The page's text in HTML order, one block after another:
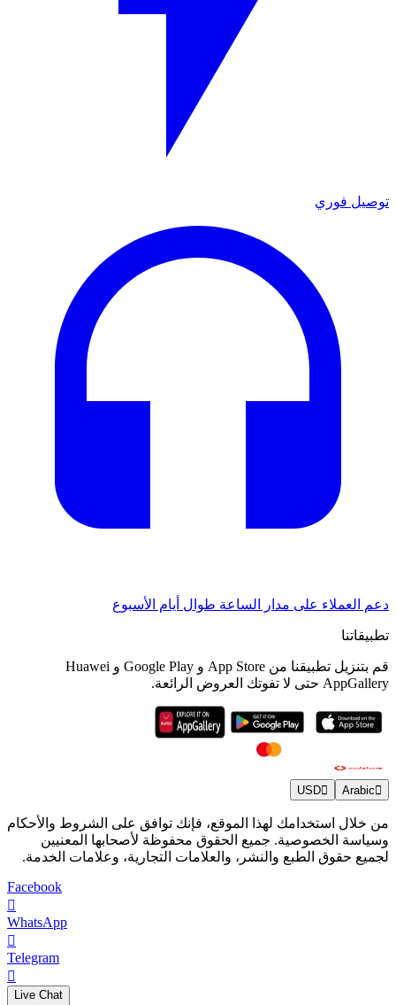
توصيل فوري
دعم العملاء على مدار الساعة طوال أيام الأسبوع
تطبيقاتنا
قم بتنزيل تطبيقنا من App Store و Google Play و Huawei
AppGallery حتى لا تفوتك العروض الرائعة.
Arabic
USD
من خلال استخدامك لهذا الموقع، فإنك توافق على الشروط والأحكام
وسياسة الخصوصية. جميع الحقوق محفوظة لأصحابها المعنيين
لجميع حقوق الطبع والنشر، والعلامات التجارية، وعلامات الخدمة.
Facebook
WhatsApp
Telegram
Live Chat